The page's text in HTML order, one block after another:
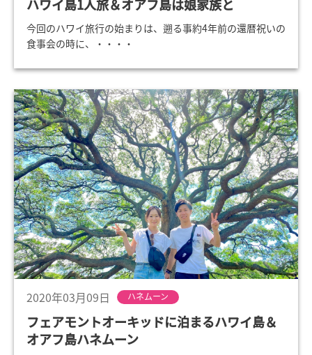
ハワイ島1人旅＆オアフ島は娘家族と
今回のハワイ旅行の始まりは、遡る事約4年前の還暦祝いの
食事会の時に、・・・・
2020年03月09日 ハネムーン
フェアモントオーキッドに泊まるハワイ島＆
オアフ島ハネムーン